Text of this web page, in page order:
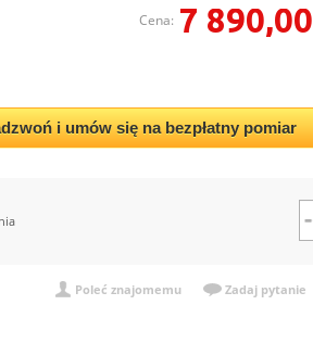
Cena: 7
i umów się na bezpłatny pomiar
Poleć znajomemu Zadaj pytanie